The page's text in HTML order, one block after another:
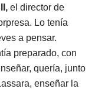
el director de
Lo tenía
a pensar.
preparado, con
quería, junto
enseñar la